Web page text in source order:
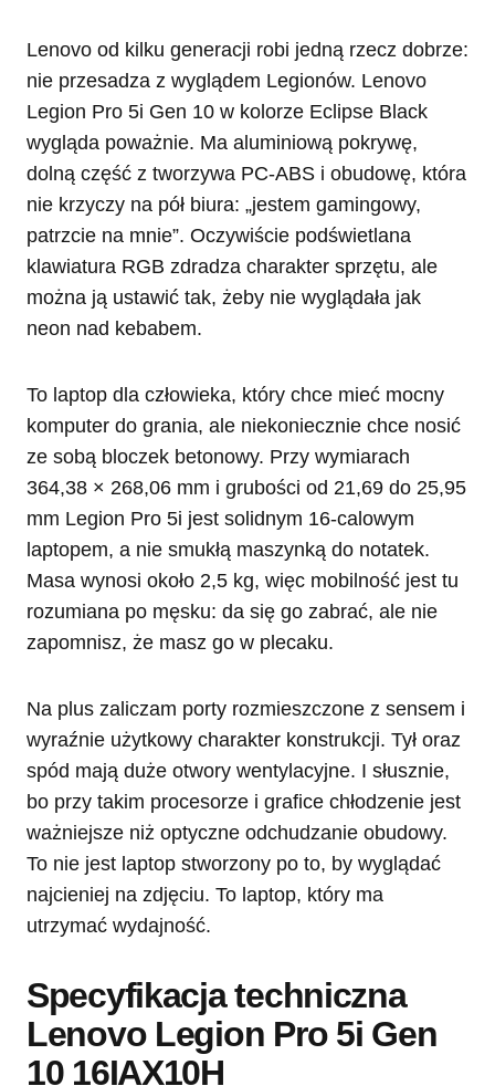
Lenovo od kilku generacji robi jedną rzecz dobrze:
nie przesadza z wyglądem Legionów. Lenovo
Legion Pro 5i Gen 10 w kolorze Eclipse Black
wygląda poważnie. Ma aluminiową pokrywę,
dolną część z tworzywa PC-ABS i obudowę, która
nie krzyczy na pół biura: „jestem gamingowy,
patrzcie na mnie”. Oczywiście podświetlana
klawiatura RGB zdradza charakter sprzętu, ale
można ją ustawić tak, żeby nie wyglądała jak
neon nad kebabem.
To laptop dla człowieka, który chce mieć mocny
komputer do grania, ale niekoniecznie chce nosić
ze sobą bloczek betonowy. Przy wymiarach
364,38 × 268,06 mm i grubości od 21,69 do 25,95
mm Legion Pro 5i jest solidnym 16-calowym
laptopem, a nie smukłą maszynką do notatek.
Masa wynosi około 2,5 kg, więc mobilność jest tu
rozumiana po męsku: da się go zabrać, ale nie
zapomnisz, że masz go w plecaku.
Na plus zaliczam porty rozmieszczone z sensem i
wyraźnie użytkowy charakter konstrukcji. Tył oraz
spód mają duże otwory wentylacyjne. I słusznie,
bo przy takim procesorze i grafice chłodzenie jest
ważniejsze niż optyczne odchudzanie obudowy.
To nie jest laptop stworzony po to, by wyglądać
najcieniej na zdjęciu. To laptop, który ma
utrzymać wydajność.
Specyfikacja techniczna
Lenovo Legion Pro 5i Gen
10 16IAX10H